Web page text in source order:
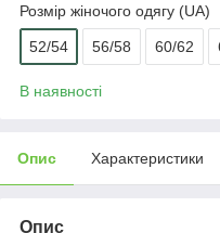
Розмір жіночого одягу (UA)
52/54 56/58 60/62
В наявності
Опис Характеристики
Опис